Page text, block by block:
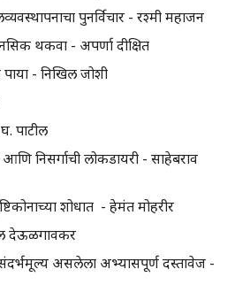
पुनर्विचार - रश्मी महाजन
थकवा - अपर्णा दीक्षित
पाया - निखिल जोशी
पाटील
निसर्गाची लोकडायरी - साहेबराव
शोधात - हेमंत मोहरीर
देऊळगावकर
संदर्भमूल्य असलेला अभ्यासपूर्ण दस्तावेज -